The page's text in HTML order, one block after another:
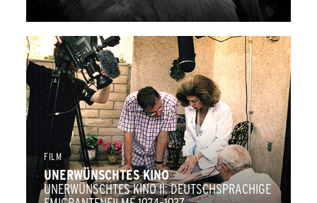
FILM
UNERWÜNSCHTES KINO
UNERWÜNSCHTES KINO II: DEUTSCHSPRACHIGE